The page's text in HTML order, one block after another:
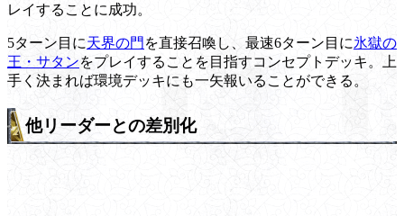
レイすることに成功。
5ターン目に天界の門 を直接召喚し、最速6ターン目に氷獄の
王・サタンをプレイすることを目指すコンセプトデッキ。上
手く決まれば環境デッキにも一矢報いることができる。
他リーダーとの差別化